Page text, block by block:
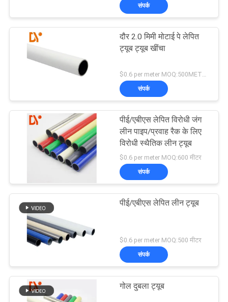
संपर्क
दौर 2.0 मिमी मोटाई पे लेपित
ट्यूब ट्यूब खींचा
संपर्क
पीई/एबीएस लेपित विरोधी जंग
लीन पाइप/प्रवाह रैक के लिए
विरोधी स्थैतिक लीन ट्यूब
$0.6 per meter MOQ:600 मीटर
संपर्क
पीई/एबीएस लेपित लीन ट्यूब
$0.6 per meter MOQ:500 मीटर
संपर्क
गोल दुबला ट्यूब